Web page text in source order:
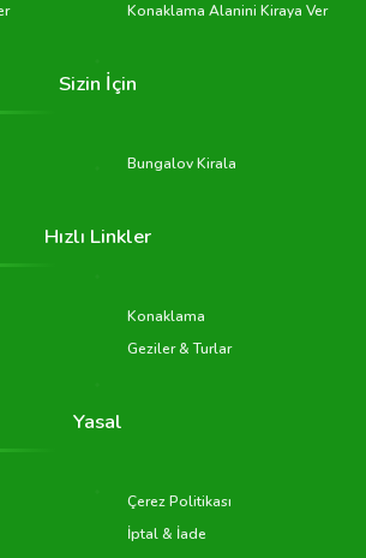
Konaklama Alanini Kiraya Ver
Sizin İçin
Bungalov Kirala
Hızlı Linkler
Konaklama
Geziler & Turlar
Yasal
Çerez Politikası
İptal & İade